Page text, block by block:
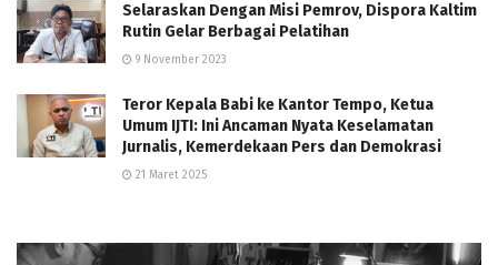
Selaraskan Dengan Misi Pemrov, Dispora Kaltim
Rutin Gelar Berbagai Pelatihan
9 November 2023
Teror Kepala Babi ke Kantor Tempo, Ketua
Umum IJTI: Ini Ancaman Nyata Keselamatan
Jurnalis, Kemerdekaan Pers dan Demokrasi
21 Maret 2025